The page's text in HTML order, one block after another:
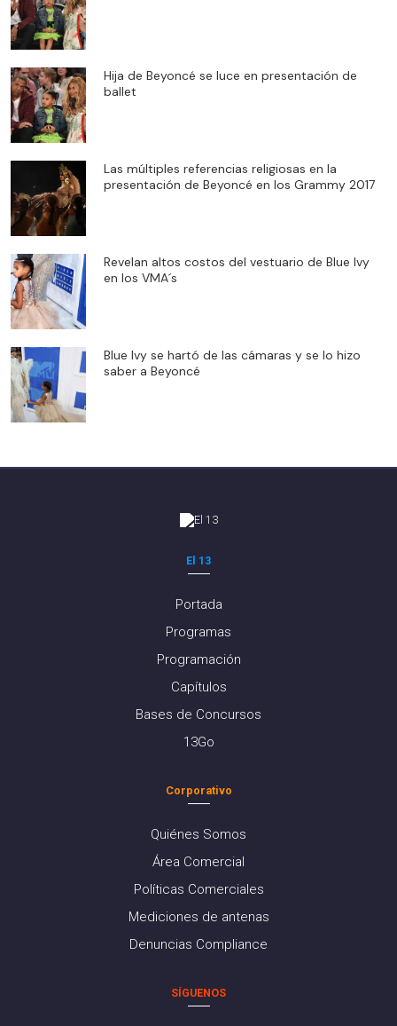
Hija de Beyoncé se luce en presentación de
ballet
Las múltiples referencias religiosas en la
presentación de Beyoncé en los Grammy 2017
Revelan altos costos del vestuario de Blue Ivy
en los VMA´s
Blue Ivy se hartó de las cámaras y se lo hizo
saber a Beyoncé
El 13
Portada
Programas
Programación
Capítulos
Bases de Concursos
13Go
Corporativo
Quiénes Somos
Área Comercial
Políticas Comerciales
Mediciones de antenas
Denuncias Compliance
SÍGUENOS